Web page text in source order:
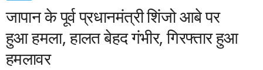
जापान के पूर्व प्रधानमंत्री शिंजो आबे पर
हुआ हमला, हालत बेहद गंभीर, गिरफ्तार हुआ
हमलावर